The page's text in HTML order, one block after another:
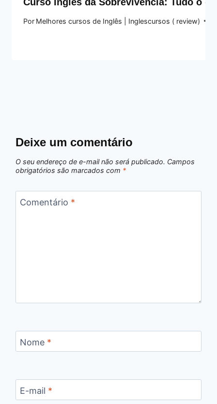
Curso Inglês da Sobrevivência: Tudo o
Por Melhores cursos de Inglês | Inglescursos ( review)
Deixe um comentário
O seu endereço de e-mail não será publicado. Campos
obrigatórios são marcados com *
Comentário *
Nome *
E-mail *